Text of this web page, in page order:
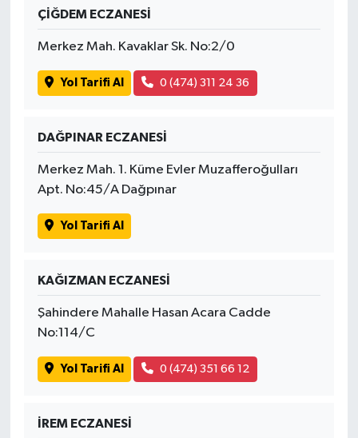
ÇİĞDEM ECZANESİ
Merkez Mah. Kavaklar Sk. No:2/0
Yol Tarifi Al 0 (474) 311 24 36
DAĞPINAR ECZANESİ
Merkez Mah. 1. Küme Evler Muzafferoğulları
Apt. No:45/A Dağpınar
Yol Tarifi Al
KAĞIZMAN ECZANESİ
Şahindere Mahalle Hasan Acara Cadde
No:114/C
Yol Tarifi Al 0 (474) 351 66 12
İREM ECZANESİ
Manyas
Resmi İlanlar
SAĞLIK
Savaştepe
SİYASET
SÜRMANŞET